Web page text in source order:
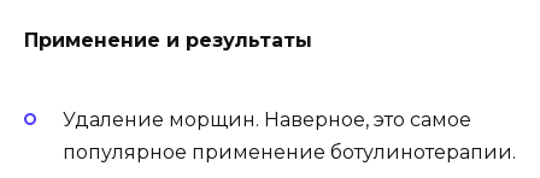
Применение и результаты
Удаление морщин. Наверное, это самое
популярное применение ботулинотерапии.